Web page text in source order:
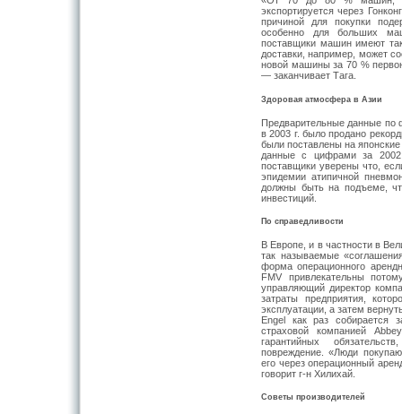
экспортируется через
причиной для покупки
особенно для больших
поставщики машин имеют
доставки, например, может
новой машины за 70 %
— заканчивает Тага.
Здоровая атмосфера в Азии
Предварительные данные
в 2003 г. было продано
были поставлены на
данные с цифрами за
поставщики уверены что,
эпидемии атипичной
должны быть на подъеме,
инвестиций.
По справедливости
В Европе, и в частности в
так называемые
форма операционного
FMV привлекательны
управляющий директор
затраты предприятия,
эксплуатации, а затем
Engel как раз собирается
страховой компанией
гарантийных
повреждение. «Люди
его через операционный
говорит г-н Хилихай.
Советы производителей